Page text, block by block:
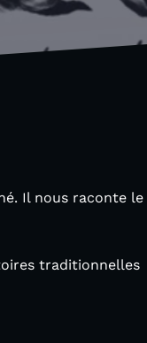
Il nous raconte le
traditionnelles